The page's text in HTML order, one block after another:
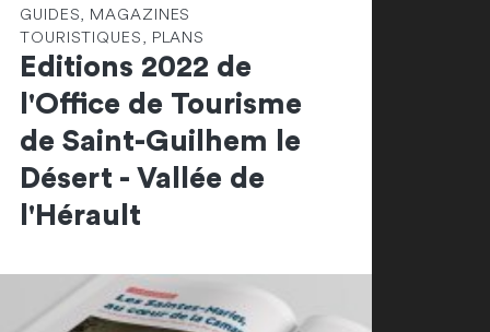
GUIDES, MAGAZINES
TOURISTIQUES, PLANS
Editions 2022 de
l'Office de Tourisme
de Saint-Guilhem le
Désert - Vallée de
l'Hérault